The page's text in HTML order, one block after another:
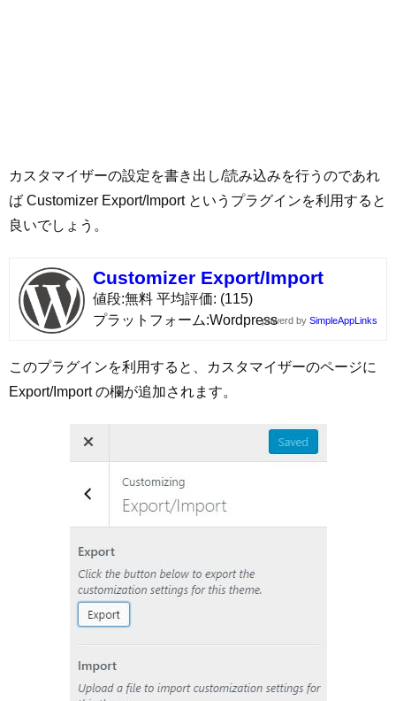
カスタマイザーの設定を書き出し/読み込みを行うのであれ
ば Customizer Export/Import というプラグインを利用すると
良いでしょう。
Customizer Export/Import
値段 無料 平均評価 (115)
プラットフォーム Wordpresspowerd by SimpleAppLinks
このプラグインを利用すると、カスタマイザーのページに
Export/Import の欄が追加されます。